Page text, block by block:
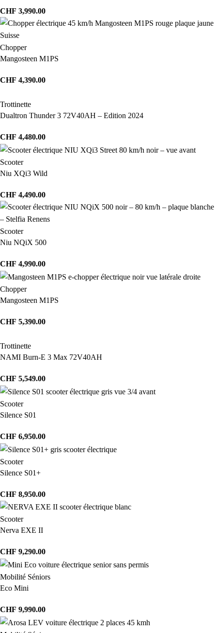
CHF 3,990.00
Chopper
Mangosteen M1PS
CHF 4,390.00
Trottinette
Dualtron Thunder 3 72V40AH – Edition 2024
CHF 4,480.00
Scooter
Niu XQi3 Wild
CHF 4,490.00
Scooter
Niu NQiX 500
CHF 4,990.00
Chopper
Mangosteen M1PS
CHF 5,390.00
Trottinette
NAMI Burn-E 3 Max 72V40AH
CHF 5,549.00
Scooter
Silence S01
CHF 6,950.00
Scooter
Silence S01+
CHF 8,950.00
Scooter
Nerva EXE II
CHF 9,290.00
Mobilité Séniors
Eco Mini
CHF 9,990.00